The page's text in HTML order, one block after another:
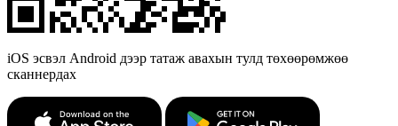
iOS эсвэл Android дээр татаж авахын тулд төхөөрөмжөө
сканнердах